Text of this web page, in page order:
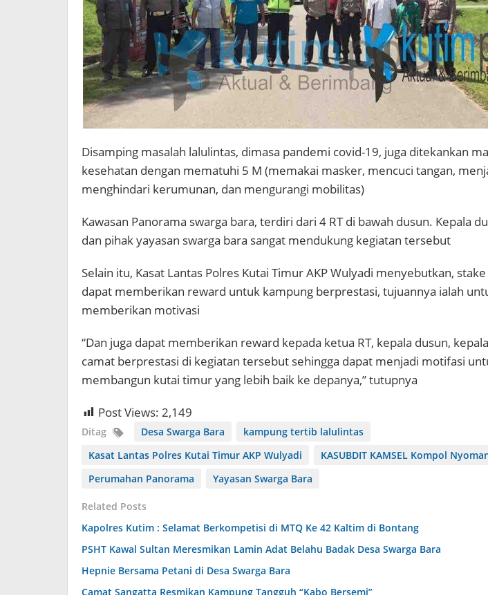
Disamping masalah lalulintas, dimasa pandemi covid-19, juga ditekankan
kesehatan dengan mematuhi 5 M (memakai masker, mencuci tangan,
menghindari kerumunan, dan mengurangi mobilitas)
Kawasan Panorama swarga bara, terdiri dari 4 RT di bawah dusun. Kepala
dan pihak yayasan swarga bara sangat mendukung kegiatan tersebut
Selain itu, Kasat Lantas Polres Kutai Timur AKP Wulyadi menyebutkan,
dapat memberikan reward untuk kampung berprestasi, tujuannya ialah
memberikan motivasi
“Dan juga dapat memberikan reward kepada ketua RT, kepala dusun,
camat berprestasi di kegiatan tersebut sehingga dapat menjadi motifasi
membangun kutai timur yang lebih baik ke depanya,” tutupnya
Post Views: 2,149
Ditag Desa Swarga Bara
kampung tertib lalulintas
Kasat Lantas Polres Kutai Timur AKP Wulyadi
KASUBDIT KAMSEL Kompol
Perumahan Panorama
Yayasan Swarga Bara
Related Posts
Kapolres Kutim : Selamat Berkompetisi di MTQ Ke 42 Kaltim di Bontang
PSHT Kawal Sultan Meresmikan Lamin Adat Belahu Badak Desa Swarga Bara
Hepnie Bersama Petani di Desa Swarga Bara
Camat Sangatta Resmikan Kampung Tangguh “Kabo Bersemi”